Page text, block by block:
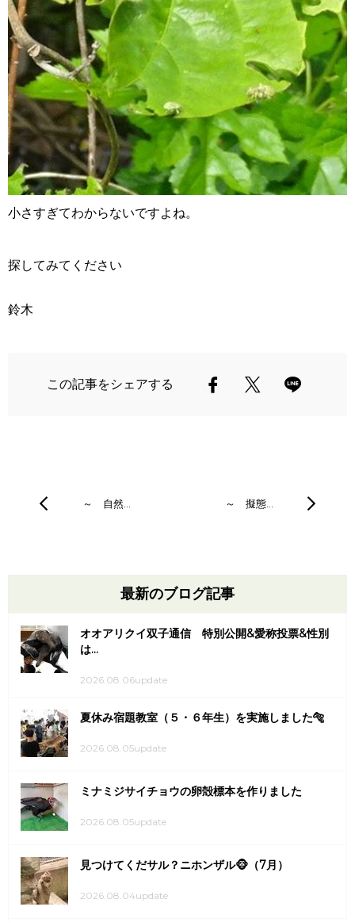
小さすぎてわからないですよね。
探してみてください
鈴木
この記事をシェアする
～ 自然… ～ 擬態…
最新のブログ記事
オオアリクイ双子通信 特別公開&愛称投票&性別
は...
2026.08.06update
夏休み宿題教室（５・６年生）を実施しました🐅
2026.08.05update
ミナミジサイチョウの卵殻標本を作りました
2026.08.05update
見つけてくだサル？ニホンザル🐵（7月）
2026.08.04update